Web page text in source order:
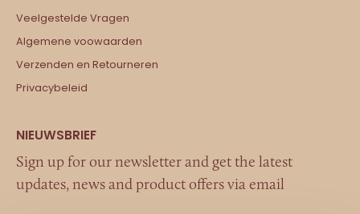
Veelgestelde Vragen
Algemene voowaarden
Verzenden en Retourneren
Privacybeleid
Sign up for our newsletter and get the latest
updates, news and product offers via email